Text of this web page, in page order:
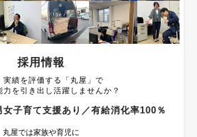
採用情報
実績を評価する「丸屋」で
力を引き出し活躍しませんか？
子育て支援あり／有給消化率100％
丸屋では家族や育児に